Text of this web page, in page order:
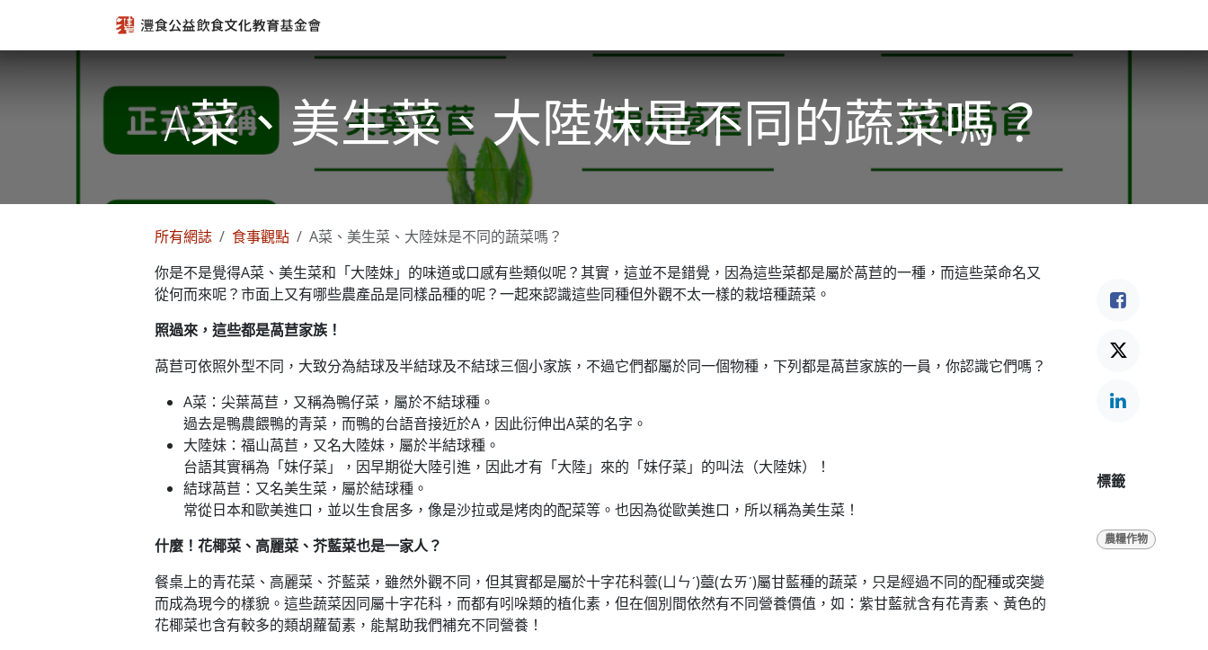
A菜、美生菜、大陸妹是不同的蔬菜嗎？
所有網誌 食事觀點
A菜、美生菜、大陸妹是不同的蔬菜嗎？
你是不是覺得A菜、美生菜和「大陸妹」的味道或口感有些類似呢？其實，這並不是錯覺，因為這些菜都是屬於萵苣的一種，而這些菜命名又
從何而來呢？市面上又有哪些農產品是同樣品種的呢？一起來認識這些同種但外觀不太一樣的栽培種蔬菜。
照過來，這些都是萵苣家族！
萵苣可依照外型不同，大致分為結球及半結球及不結球三個小家族，不過它們都屬於同一個物種，下列都是萵苣家族的一員，你認識它們嗎？
A菜：尖葉萵苣，又稱為鴨仔菜，屬於不結球種。
過去是鴨農餵鴨的青菜，而鴨的台語音接近於A，因此衍伸出A菜的名字。
大陸妹：福山萵苣，又名大陸妹，屬於半結球種。
台語其實稱為「妹仔菜」，因早期從大陸引進，因此才有「大陸」來的「妹仔菜」的叫法（大陸妹）！
結球萵苣：又名美生菜，屬於結球種。
常從日本和歐美進口，並以生食居多，像是沙拉或是烤肉的配菜等。也因為從歐美進口，所以稱為美生菜！
什麼！花椰菜、高麗菜、芥藍菜也是一家人？
餐桌上的青花菜、高麗菜、芥藍菜，雖然外觀不同，但其實都是屬於十字花科蕓(ㄩㄣˊ)薹(ㄊㄞˊ)屬甘藍種的蔬菜，只是經過不同的配種或突變
而成為現今的樣貌。這些蔬菜因同屬十字花科，而都有吲哚類的植化素，但在個別間依然有不同營養價值，如：紫甘藍就含有花青素、黃色的
花椰菜也含有較多的類胡蘿蔔素，能幫助我們補充不同營養！
標籤
農糧作物